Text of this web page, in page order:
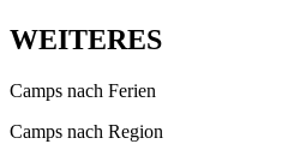
WEITERES
Camps nach Ferien
Camps nach Region